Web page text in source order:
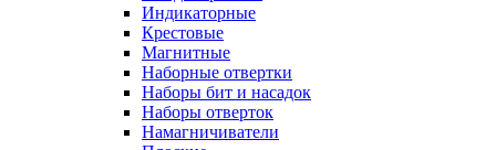
Индикаторные
Крестовые
Магнитные
Наборные отвертки
Наборы бит и насадок
Наборы отверток
Намагничиватели